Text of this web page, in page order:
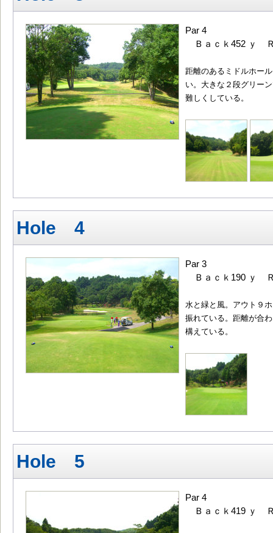
Par 4
Ｂａｃｋ452 ｙ
距離のあるミドルホー
い。大きな２段グリー
難しくしている。
Hole 4
Par 3
Ｂａｃｋ190 ｙ
水と緑と風。アウト９
振れている。距離が合
構えている。
Hole 5
Par 4
Ｂａｃｋ419 ｙ